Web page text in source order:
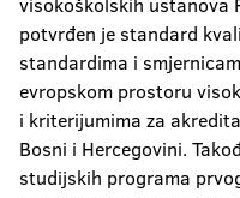
potvrđen je standard
standardima i
evropskom prostoru
i kriterijumima za
Bosni i Hercegovini.
studijskih programa